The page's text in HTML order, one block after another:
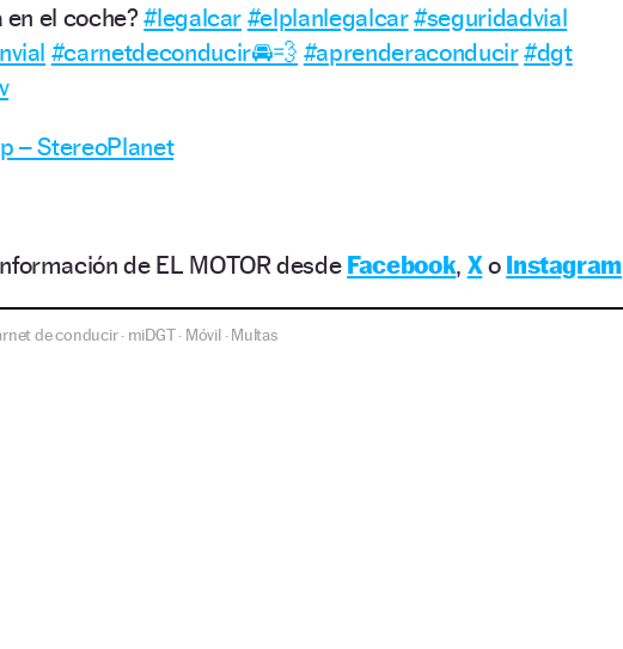
el coche?#legalcar #elplanlegalcar#seguridadvial
#carnetdeconducir🚘💨 #aprenderaconducir#dgt
– StereoPlanet
de EL MOTOR desde Facebook, Xo Instagram
de conducir· miDGT· Móvil·Multas